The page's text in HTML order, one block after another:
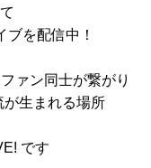
を配信中！
ァン同士が繋がり
生まれる場所
です